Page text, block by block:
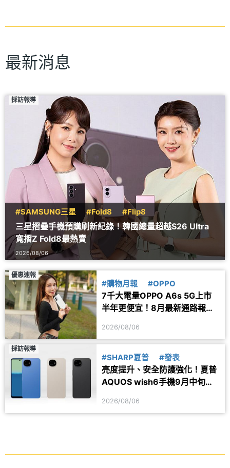
最新消息
採訪報導
#SAMSUNG三星 #Fold8 #Flip8
三星摺疊手機預購刷新紀錄！韓國總量超越S26 Ultra
寬摺Z Fold8最熱賣
2026/08/06
優惠速報
#購物月報 #OPPO
7千大電量OPPO A6s 5G上市
半年更便宜！8月最新通路報價
2026/08/06
採訪報導
#SHARP夏普 #發表
亮度提升、安全防護強化！夏普
AQUOS wish6手機9月中旬台
2026/08/06